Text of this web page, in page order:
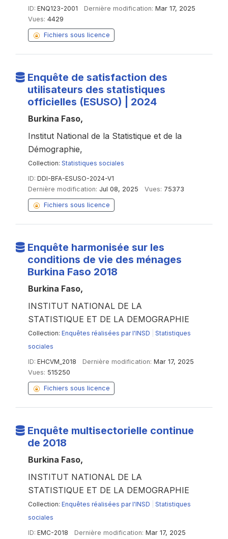
ID: ENQ123-2001 Dernière modification: Mar 17, 2025
Vues: 4429
Fichiers sous licence
Enquête de satisfaction des
utilisateurs des statistiques
officielles (ESUSO) | 2024
Burkina Faso,
Institut National de la Statistique et de la
Démographie,
Collection: Statistiques sociales
ID: DDI-BFA-ESUSO-2024-V1
Dernière modification: Jul 08, 2025 Vues: 75373
Fichiers sous licence
Enquête harmonisée sur les
conditions de vie des ménages
Burkina Faso 2018
Burkina Faso,
INSTITUT NATIONAL DE LA
STATISTIQUE ET DE LA DEMOGRAPHIE
Collection: Enquêtes réalisées par l'INSD
Statistiques
sociales
ID: EHCVM_2018 Dernière modification: Mar 17, 2025
Vues: 515250
Fichiers sous licence
Enquête multisectorielle continue
de 2018
Burkina Faso,
INSTITUT NATIONAL DE LA
STATISTIQUE ET DE LA DEMOGRAPHIE
Collection: Enquêtes réalisées par l'INSD
Statistiques
sociales
ID: EMC-2018 Dernière modification: Mar 17, 2025